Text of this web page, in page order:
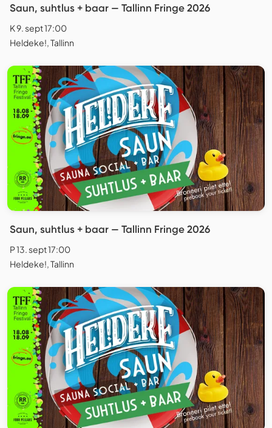
Saun, suhtlus + baar — Tallinn Fringe 2026
K 9. sept 17:00
Heldeke!, Tallinn
Saun, suhtlus + baar — Tallinn Fringe 2026
P 13. sept 17:00
Heldeke!, Tallinn